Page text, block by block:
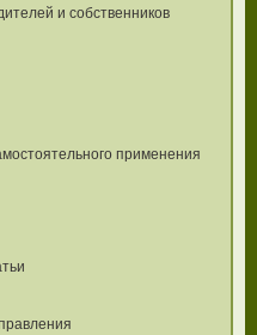
и собственников
применения